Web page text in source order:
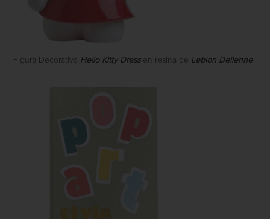
Figura Decorativa Hello Kitty Dress en resina de Leblon Delienne